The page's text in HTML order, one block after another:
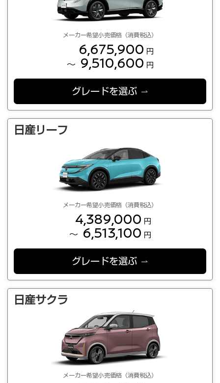
メーカー希望小売価格（消費税込）
6,675,900 円
～ 9,510,600 円
グレードを選ぶ
日産リーフ
メーカー希望小売価格（消費税込）
4,389,000 円
～ 6,513,100 円
グレードを選ぶ
日産サクラ
メーカー希望小売価格（消費税込）